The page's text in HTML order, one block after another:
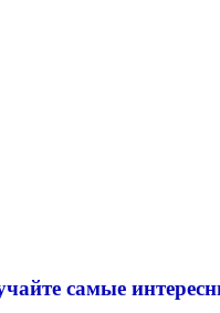
самые